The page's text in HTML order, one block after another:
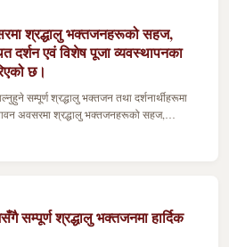
श्रद्धालु भक्तजनहरूको सहज,
दर्शन एवं विशेष पूजा व्यवस्थापनका
छ।
सम्पूर्ण श्रद्धालु भक्तजन तथा दर्शनार्थीहरूमा
अवसरमा श्रद्धालु भक्तजनहरूको सहज,…
सम्पूर्ण श्रद्धालु भक्तजनमा हार्दिक